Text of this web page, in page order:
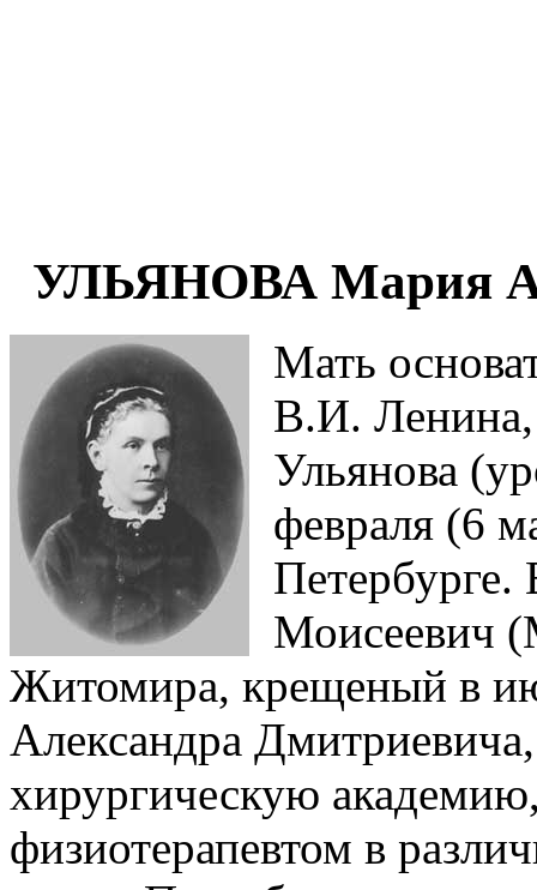
УЛЬЯНОВА Мария
Мать
В.И.
Ульянова
февраля (6
Петербурге.
Моисеевич
Житомира, крещеный в
Александра
хирургическую
физиотерапевтом в